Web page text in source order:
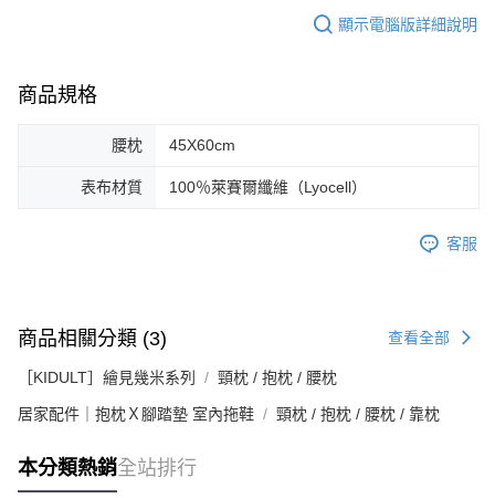
顯示電腦版詳細說明
商品規格
腰枕 45X60cm
表布材質 100％萊賽爾纖維（Lyocell）
客服
商品相關分類 (3) 查看全部
［KIDULT］繪見幾米系列 頸枕 / 抱枕 / 腰枕
居家配件｜抱枕Ｘ腳踏墊 室內拖鞋 頸枕 / 抱枕 / 腰枕 / 靠枕
本分類熱銷全站排行